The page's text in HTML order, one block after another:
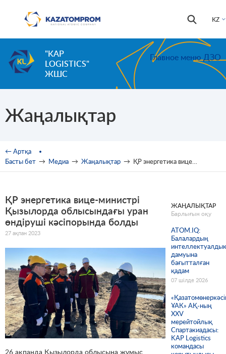
KZ
Іздестіру
"KAP
LOGISTICS"
ЖШС
Главное меню ДЗО
Жаңалықтар
You are here
← Артқа
Басты бет → Медиа → Жаңалықтар → ҚР энергетика вице-министрі Қызылорда облысындағы уран өндіруші кәсіпорында болды
ҚР энергетика вице-министрі
Қызылорда облысындағы уран
өндіруші кәсіпорында болды
27 ақпан 2023
26 ақпанда Қызылорда облысына жұмыс
ЖАҢАЛЫҚТАР
Барлығын оқу
ATOM.IQ:
Балалардың
интеллектуалдық
дамуына
бағытталған
қадам
07 шілде 2026
ҰАК» АҚ-ның
XXV
мерейтойлық
Спартакиадасы:
KAP Logistics
командасы